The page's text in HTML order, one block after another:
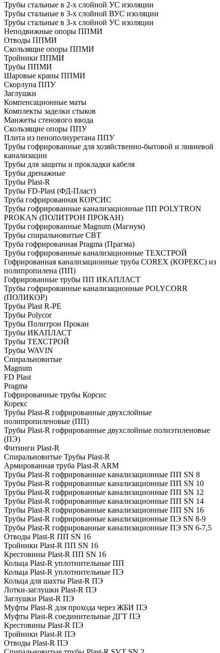
Трубы стальные в 2-х слойной УС изоляции
Трубы стальные в 3-х слойной ВУС изоляции
Трубы стальные в 3-х слойной УС изоляции
Неподвижные опоры ППМИ
Отводы ППМИ
Скользящие опоры ППМИ
Тройники ППМИ
Трубы ППМИ
Шаровые краны ППМИ
Скорлупа ППУ
Заглушки
Компенсационные маты
Комплекты заделки стыков
Манжеты стенового ввода
Скользящие опоры ППУ
Плита из пенополиуретана ППУ
Трубы гофрированные для хозяйственно-бытовой и ливневой
канализации
Трубы для защиты и прокладки кабеля
Трубы дренажные
Трубы Plast-R
Трубы FD-Plast (ФД-Пласт)
Труба гофрированная КОРСИС
Трубы гофрированные канализационные ПП POLYTRON
PROKAN (ПОЛИТРОН ПРОКАН)
Трубы гофрированные Magnum (Магнум)
Трубы спиральновитые СВТ
Труба гофрированная Pragma (Прагма)
Трубы гофрированные канализационные ТЕХСТРОЙ
Гофрированная канализационные труба COREX (КОРЕКС) из
полипропилена (ПП)
Гофрированные трубы ПП ИКАПЛАСТ
Трубы гофрированные канализационные POLYCORR
(ПОЛИКОР)
Трубы Plast R-PE
Трубы Polycor
Трубы Политрон Прокан
Трубы ИКАПЛАСТ
Трубы ТЕХСТРОЙ
Трубы WAVIN
Спиральновитые
Magnum
FD Plast
Pragma
Гофрированные трубы Корсис
Корекс
Трубы Plast-R гофрированные двухслойные
полипропиленовые (ПП)
Трубы Plast-R гофрированные двухслойные полиэтиленовые
(ПЭ)
Фитинги Plast-R
Спиральновитые Трубы Plast-R
Армированная труба Plast-R ARM
Трубы Plast-R гофрированные канализационные ПП SN 8
Трубы Plast-R гофрированные канализационные ПП SN 10
Трубы Plast-R гофрированные канализационные ПП SN 12
Трубы Plast-R гофрированные канализационные ПП SN 14
Трубы Plast-R гофрированные канализационные ПП SN 16
Трубы Plast-R гофрированные канализационные ПЭ SN 8-9
Трубы Plast-R гофрированные канализационные ПЭ SN 6-7,5
Отводы Plast-R ПП SN 16
Тройники Plast-R ПП SN 16
Крестовины Plast-R ПП SN 16
Кольца Plast-R уплотнительные ПП
Кольца Plast-R уплотнительные ПЭ
Кольца для шахты Plast-R ПЭ
Лотки-заглушки Plast-R ПЭ
Заглушки Plast-R ПЭ
Муфты Plast-R для прохода через ЖБИ ПЭ
Муфты Plast-R соединительные ДГТ ПЭ
Крестовины Plast-R ПЭ
Тройники Plast-R ПЭ
Отводы Plast-R ПЭ